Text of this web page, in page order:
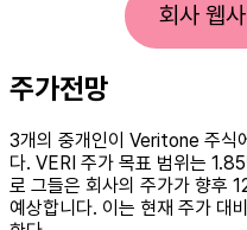
회사 웹
주가전망
3개의 중개인이 Veritone 주식
다. VERI 주가 목표 범위는
로 그들은 회사의 주가가 향후
예상합니다. 이는 현재 주가 대